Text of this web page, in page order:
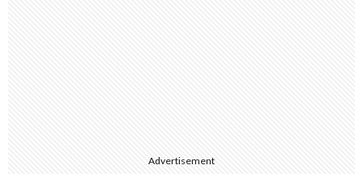
Advertisement